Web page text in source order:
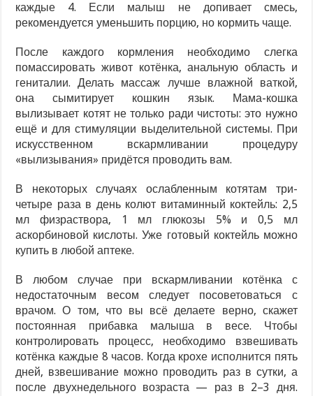
каждые 4. Если малыш не допивает смесь,
рекомендуется уменьшить порцию, но кормить чаще.
После каждого кормления необходимо слегка
помассировать живот котёнка, анальную область и
гениталии. Делать массаж лучше влажной ваткой,
она сымитирует кошкин язык. Мама-кошка
вылизывает котят не только ради чистоты: это нужно
ещё и для стимуляции выделительной системы. При
искусственном вскармливании процедуру
«вылизывания» придётся проводить вам.
В некоторых случаях ослабленным котятам три-
четыре раза в день колют витаминный коктейль: 2,5
мл физраствора, 1 мл глюкозы 5% и 0,5 мл
аскорбиновой кислоты. Уже готовый коктейль можно
купить в любой аптеке.
В любом случае при вскармливании котёнка с
недостаточным весом следует посоветоваться с
врачом. О том, что вы всё делаете верно, скажет
постоянная прибавка малыша в весе. Чтобы
контролировать процесс, необходимо взвешивать
котёнка каждые 8 часов. Когда крохе исполнится пять
дней, взвешивание можно проводить раз в сутки, а
после двухнедельного возраста — раз в 2–3 дня.